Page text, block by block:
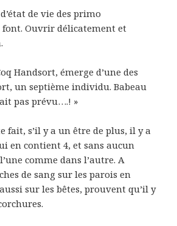
de vie des primo
font. Ouvrir délicatement et
Handsort, émerge d’une des
un septième individu. Babeau
pas prévu….! »
fait, s’il y a un être de plus, il y a
en contient 4, et sans aucun
comme dans l’autre. A
de sang sur les parois en
sur les bêtes, prouvent qu’il y